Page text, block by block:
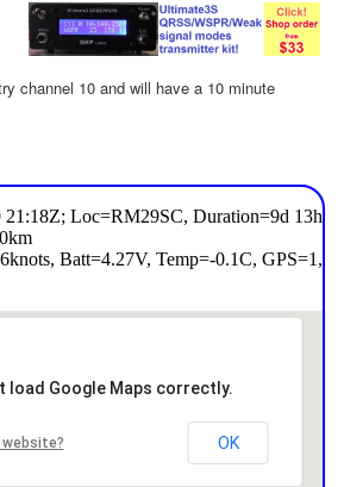
channel 10 and will have a 10 minute